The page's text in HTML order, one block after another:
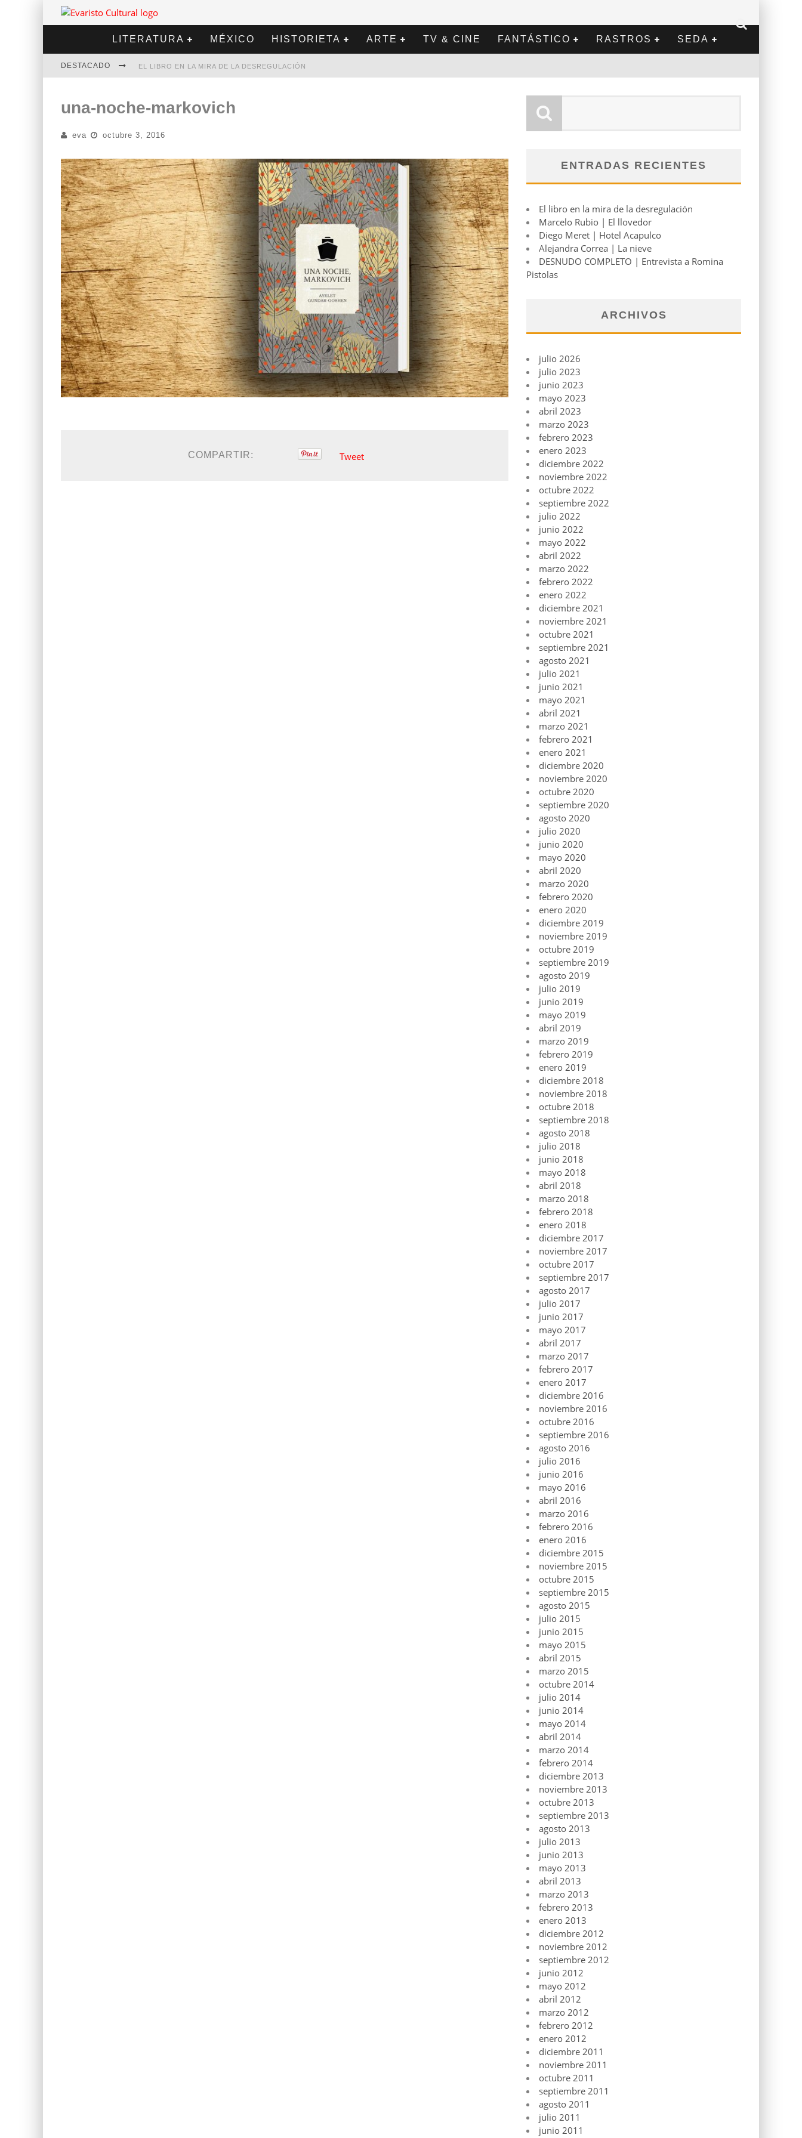
LITERATURA MÉXICO HISTORIETA ARTE TV & CINE FANTÁSTICO RASTROS SEDA
DESTACADO EL LIBRO EN LA MIRA DE LA DESREGULACIÓN
DIEGO MERET | HOTEL ACAPULCO
ALEJANDRA CORREA | LA NIEVE
una-noche-markovich
eva octubre 3, 2016
COMPARTIR: Tweet
ENTRADAS RECIENTES
El libro en la mira de la desregulación
Marcelo Rubio | El llovedor
Diego Meret | Hotel Acapulco
Alejandra Correa | La nieve
DESNUDO COMPLETO | Entrevista a Romina
Pistolas
ARCHIVOS
julio 2026
julio 2023
junio 2023
mayo 2023
abril 2023
marzo 2023
febrero 2023
enero 2023
diciembre 2022
noviembre 2022
octubre 2022
septiembre 2022
julio 2022
junio 2022
mayo 2022
abril 2022
marzo 2022
febrero 2022
enero 2022
diciembre 2021
noviembre 2021
octubre 2021
septiembre 2021
agosto 2021
julio 2021
junio 2021
mayo 2021
abril 2021
marzo 2021
febrero 2021
enero 2021
diciembre 2020
noviembre 2020
octubre 2020
septiembre 2020
agosto 2020
julio 2020
junio 2020
mayo 2020
abril 2020
marzo 2020
febrero 2020
enero 2020
diciembre 2019
noviembre 2019
octubre 2019
septiembre 2019
agosto 2019
julio 2019
junio 2019
mayo 2019
abril 2019
marzo 2019
febrero 2019
enero 2019
diciembre 2018
noviembre 2018
octubre 2018
septiembre 2018
agosto 2018
julio 2018
junio 2018
mayo 2018
abril 2018
marzo 2018
febrero 2018
enero 2018
diciembre 2017
noviembre 2017
octubre 2017
septiembre 2017
agosto 2017
julio 2017
junio 2017
mayo 2017
abril 2017
marzo 2017
febrero 2017
enero 2017
diciembre 2016
noviembre 2016
octubre 2016
septiembre 2016
agosto 2016
julio 2016
junio 2016
mayo 2016
abril 2016
marzo 2016
febrero 2016
enero 2016
diciembre 2015
noviembre 2015
octubre 2015
septiembre 2015
agosto 2015
julio 2015
junio 2015
mayo 2015
abril 2015
marzo 2015
octubre 2014
julio 2014
junio 2014
mayo 2014
abril 2014
marzo 2014
febrero 2014
diciembre 2013
noviembre 2013
octubre 2013
septiembre 2013
agosto 2013
julio 2013
junio 2013
mayo 2013
abril 2013
marzo 2013
febrero 2013
enero 2013
diciembre 2012
noviembre 2012
septiembre 2012
junio 2012
mayo 2012
abril 2012
marzo 2012
febrero 2012
enero 2012
diciembre 2011
noviembre 2011
octubre 2011
septiembre 2011
agosto 2011
julio 2011
junio 2011